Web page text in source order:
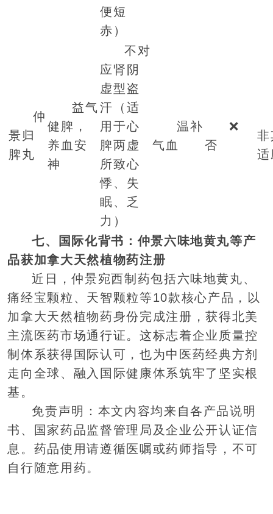
便短
赤）
仲
景归
脾丸
益气
健脾，
养血安
神
不对
应肾阴
虚型盗
汗（适
用于心
脾两虚
所致心
悸、失
眠、乏
力）
温补
气血
❌
否
七、国际化背书：仲景六味地黄丸等产
品获加拿大天然植物药注册
近日，仲景宛西制药包括六味地黄丸、
痛经宝颗粒、天智颗粒等10款核心产品，以
加拿大天然植物药身份完成注册，获得北美
主流医药市场通行证。这标志着企业质量控
制体系获得国际认可，也为中医药经典方剂
走向全球、融入国际健康体系筑牢了坚实根
基。
免责声明：本文内容均来自各产品说明
书、国家药品监督管理局及企业公开认证信
息。药品使用请遵循医嘱或药师指导，不可
自行随意用药。